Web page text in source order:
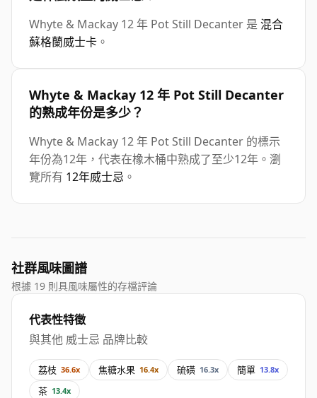
Whyte & Mackay 12 年 Pot Still Decanter 是 混合
蘇格蘭威士卡 。
Whyte & Mackay 12 年 Pot Still Decanter
的熟成年份是多少？
Whyte & Mackay 12 年 Pot Still Decanter 的標示
年份為12年，代表在橡木桶中熟成了至少12年。瀏
覽所有 12年威士忌 。
社群風味圖譜
根據 19 則具風味屬性的存檔評論
代表性特徵
與其他 威士忌 品牌比較
荔枝 36.6x 焦糖水果 16.4x 硫磺 16.3x 簡單 13.8x
茶 13.4x